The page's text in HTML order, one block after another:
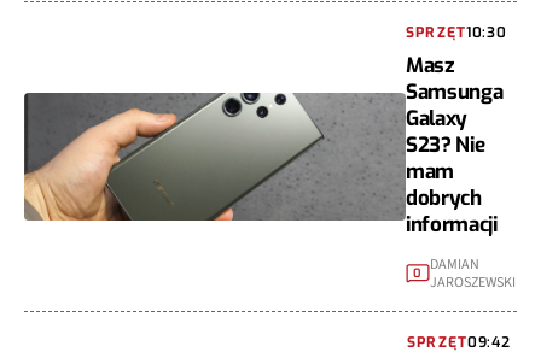
SPRZĘT10:30
Masz
Samsunga
Galaxy
S23? Nie
mam
dobrych
informacji
0 DAMIAN
JAROSZEWSKI
SPRZĘT09:42